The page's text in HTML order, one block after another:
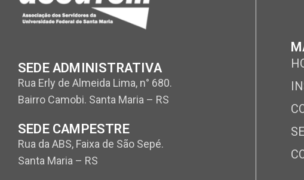
SEDE ADMINISTRATIVA
Rua Erly de Almeida Lima, n° 680.
Bairro Camobi. Santa Maria – RS
SEDE CAMPESTRE
Rua da ABS, Faixa de São Sepé.
Santa Maria – RS